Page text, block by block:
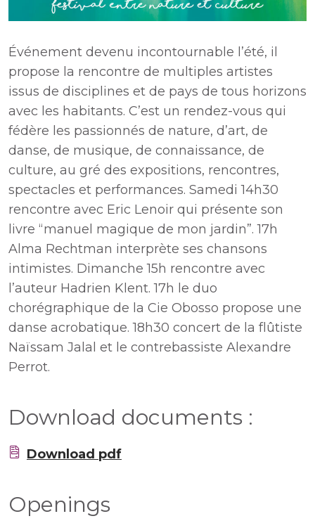
Événement devenu incontournable l’été, il
propose la rencontre de multiples artistes
issus de disciplines et de pays de tous horizons
avec les habitants. C’est un rendez-vous qui
fédère les passionnés de nature, d’art, de
danse, de musique, de connaissance, de
culture, au gré des expositions, rencontres,
spectacles et performances. Samedi 14h30
rencontre avec Eric Lenoir qui présente son
livre “manuel magique de mon jardin”. 17h
Alma Rechtman interprète ses chansons
intimistes. Dimanche 15h rencontre avec
l’auteur Hadrien Klent. 17h le duo
chorégraphique de la Cie Obosso propose une
danse acrobatique. 18h30 concert de la flûtiste
Naïssam Jalal et le contrebassiste Alexandre
Perrot.
Download documents :
Download pdf
Openings